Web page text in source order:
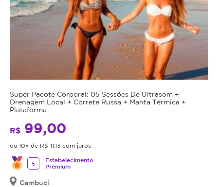
Super Pacote Corporal: 05 Sessões De Ultrasom +
Drenagem Local + Correte Russa + Manta Térmica +
Plataforma
R$ 99,00
ou 10x de R$ 11,13 com juros
5
Estabelecimento
Premium
Cambuci